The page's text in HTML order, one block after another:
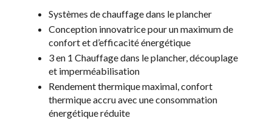
Systèmes de chauffage dans le plancher
Conception innovatrice pour un maximum de
confort et d’efficacité énergétique
3 en 1 Chauffage dans le plancher, découplage
et imperméabilisation
Rendement thermique maximal, confort
thermique accru avec une consommation
énergétique réduite